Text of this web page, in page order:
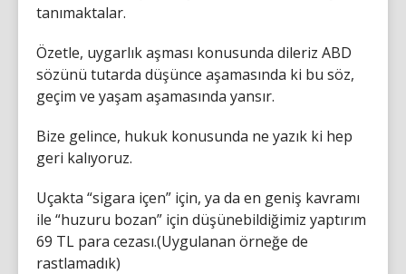
tanımaktalar.
Özetle, uygarlık aşması konusunda dileriz ABD
sözünü tutarda düşünce aşamasında ki bu söz,
geçim ve yaşam aşamasında yansır.
Bize gelince, hukuk konusunda ne yazık ki hep
geri kalıyoruz.
Uçakta “sigara içen” için, ya da en geniş kavramı
ile “huzuru bozan” için düşünebildiğimiz yaptırım
69 TL para cezası.(Uygulanan örneğe de
rastlamadık)